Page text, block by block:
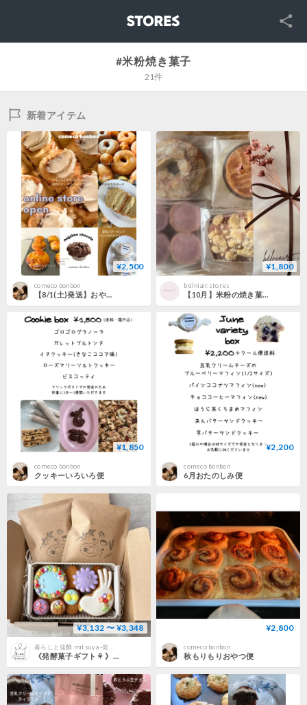
SNS
#米粉焼き菓子
21件
新着アイテム
¥2,500
comeco bonbon
【8/1(土)発送】おやつ便
¥1,800
bélniair.stores
【10月】米粉の焼き菓子便
¥1,850
comeco bonbon
クッキーいろいろ便
¥2,200
comeco bonbon
6月おたのしみ便
¥3,132 〜 ¥3,348
暮らしと発酵 mitsuya -発酵菓子専門店-
《発酵菓子ギフト⚘ 》“お好きな”クッキー缶&発酵コーヒー2袋
¥2,800
comeco bonbon
秋もりもりおやつ便